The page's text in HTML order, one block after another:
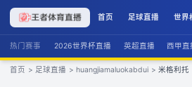
首页 足球直播 世界
热门赛事 2026世界杯直播 英超直播 西甲直
首页 > 足球直播 > huangjiamaluokabdui > 米格利托